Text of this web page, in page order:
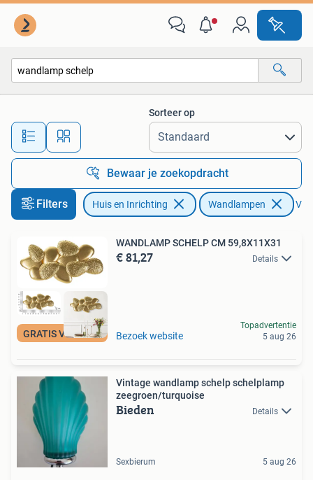
Alle afstanden…
Sorteer op
Bewaar je zoekopdracht
Filters Huis en Inrichting Wandlampen
GRATIS VERZENDING
WANDLAMP SCHELP CM 59,8X11X31
€ 81,27 Details
Bezoek website
Topadvertentie
5 aug 26
Vintage wandlamp schelp schelplamp
zeegroen/turquoise
Bieden Details
Sexbierum 5 aug 26